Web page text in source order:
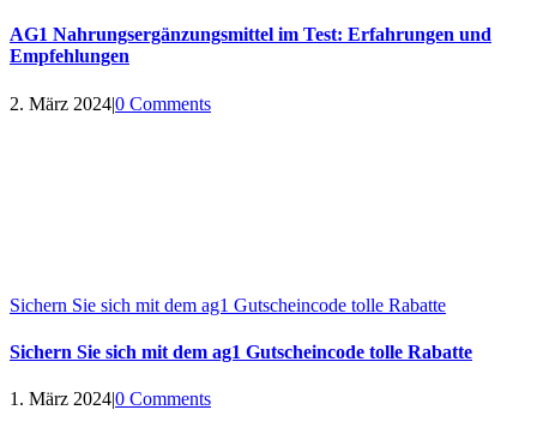
AG1 Nahrungsergänzungsmittel im Test: Erfahrungen und
Empfehlungen
2. März 2024|0 Comments
Sichern Sie sich mit dem ag1 Gutscheincode tolle Rabatte
Sichern Sie sich mit dem ag1 Gutscheincode tolle Rabatte
1. März 2024|0 Comments